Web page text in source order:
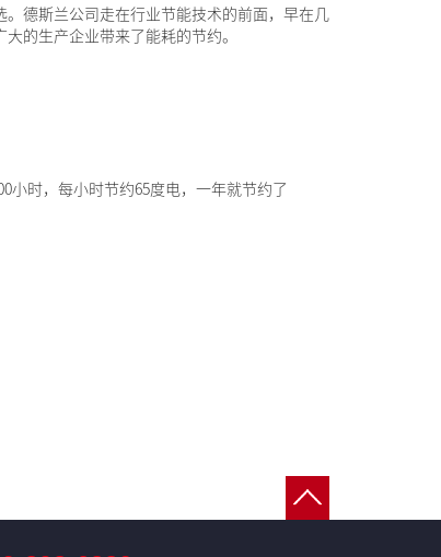
德斯兰公司走在行业节能技术的前面，早在几
的生产企业带来了能耗的节约。
小时，每小时节约65度电，一年就节约了